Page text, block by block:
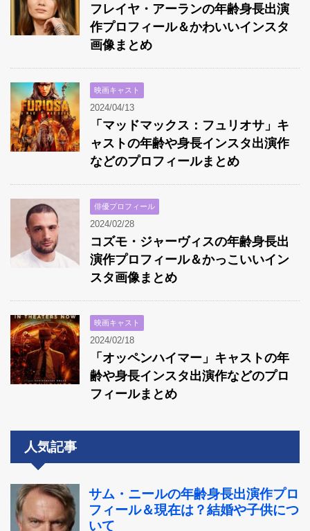
フレイヤ・アーランの年齢身長出演
作プロフィール＆かわいいインスタ
画像まとめ
映画キャスト
2024/04/13
「マッドマックス：フュリオサ」キ
ャストの年齢や身長インスタ出演作
などのプロフィールまとめ
俳優プロフィール
2024/02/28
コズモ・ジャーヴィスの年齢身長出
演作プロフィール＆かっこいいイン
スタ画像まとめ
映画キャスト
2024/02/18
「オッペンハイマー」キャストの年
齢や身長インスタ出演作などのプロ
フィールまとめ
人気記事